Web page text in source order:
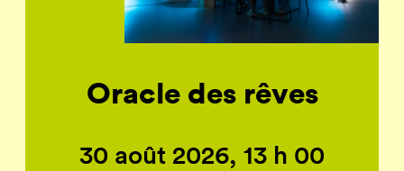
Oracle des rêves
30 août 2026, 13 h 00